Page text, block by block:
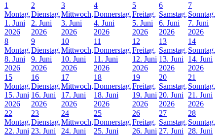
1
Montag,
1. Juni
2026
2
Dienstag,
2. Juni
2026
3
Mittwoch,
3. Juni
2026
4
Donnerstag,
4. Juni
2026
5
Freitag,
5. Juni
2026
6
Samstag,
6. Juni
2026
7
Sonntag,
7. Juni
2026
8
Montag,
8. Juni
2026
9
Dienstag,
9. Juni
2026
10
Mittwoch,
10. Juni
2026
11
Donnerstag,
11. Juni
2026
12
Freitag,
12. Juni
2026
13
Samstag,
13. Juni
2026
14
Sonntag,
14. Juni
2026
15
Montag,
15. Juni
2026
16
Dienstag,
16. Juni
2026
17
Mittwoch,
17. Juni
2026
18
Donnerstag,
18. Juni
2026
19
Freitag,
19. Juni
2026
20
Samstag,
20. Juni
2026
21
Sonntag,
21. Juni
2026
22
Montag,
22. Juni
23
Dienstag,
23. Juni
24
Mittwoch,
24. Juni
25
Donnerstag,
25. Juni
26
Freitag,
26. Juni
27
Samstag,
27. Juni
28
Sonntag,
28. Juni